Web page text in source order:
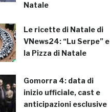
Natale
Le ricette di Natale di
VNews24: “Lu Serpe” e
la Pizza di Natale
Gomorra 4: data di
inizio ufficiale, cast e
anticipazioni esclusive